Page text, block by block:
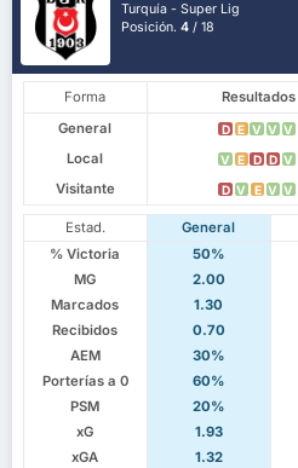
Turquía - Super Lig
Posición.4 / 18
Forma Resultados
General
D E V V V
Local V E D D V
Visitante D V E V V
Estad. General
% Victoria
50%
MG
2.00
Marcados
1.30
Recibidos
0.70
AEM
30%
Porterías a 0
60%
PSM
20%
xG
1.93
xGA
1.32